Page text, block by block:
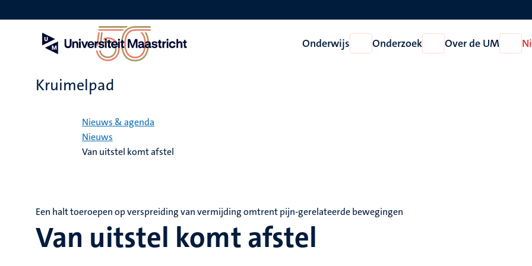
en
Onderwijs
Open
Onderwijs
Onderzoek
Open
Onderzoek
Over de UM
Open
Over
Kruimelpad
Nieuws & agenda
Nieuws
Van uitstel komt afstel
Van uitstel komt afstel
Een halt toeroepen op verspreiding van vermijding omtrent pijn-gerelateerde bewegingen